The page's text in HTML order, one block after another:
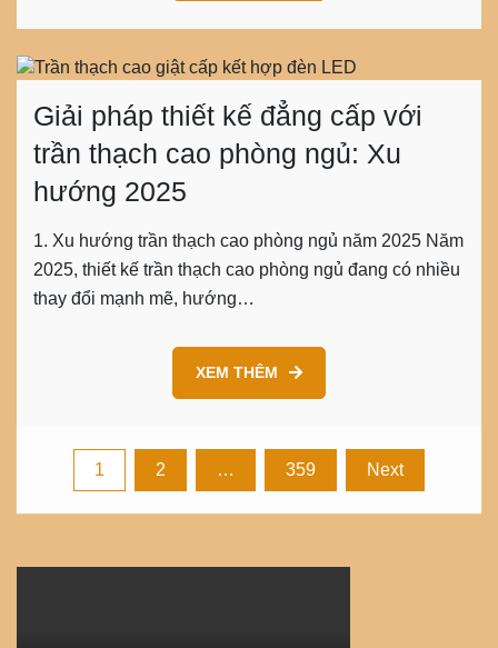
Giải pháp thiết kế đẳng cấp với
trần thạch cao phòng ngủ: Xu
hướng 2025
1. Xu hướng trần thạch cao phòng ngủ năm 2025 Năm
2025, thiết kế trần thạch cao phòng ngủ đang có nhiều
thay đổi mạnh mẽ, hướng…
XEM THÊM
Posts
1 2 … 359 Next